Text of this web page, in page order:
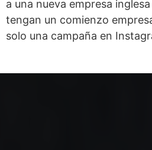
a una nueva empresa
tengan un comienzo
solo una campaña en